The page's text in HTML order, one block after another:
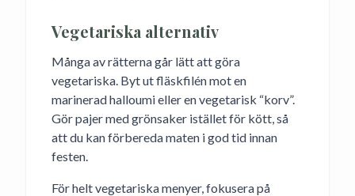
Vegetariska alternativ
Många av rätterna går lätt att göra
vegetariska. Byt ut fläskfilén mot en
marinerad halloumi eller en vegetarisk “korv”.
Gör pajer med grönsaker istället för kött, så
att du kan förbereda maten i god tid innan
festen.
För helt vegetariska menyer, fokusera på